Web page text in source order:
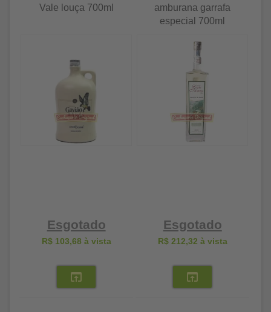
Vale louça 700ml
Esgotado
R$ 103,68 à vista
amburana garrafa
especial 700ml
Esgotado
R$ 212,32 à vista